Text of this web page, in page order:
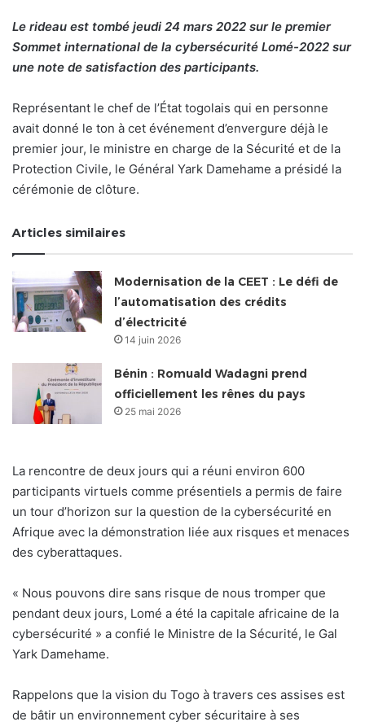
Le rideau est tombé jeudi 24 mars 2022 sur le premier
Sommet international de la cybersécurité Lomé-2022 sur
une note de satisfaction des participants.
Représentant le chef de l’État togolais qui en personne
avait donné le ton à cet événement d’envergure déjà le
premier jour, le ministre en charge de la Sécurité et de la
Protection Civile, le Général Yark Damehame a présidé la
cérémonie de clôture.
Articles similaires
Modernisation de la CEET : Le défi de
l’automatisation des crédits
d’électricité
14 juin 2026
Bénin : Romuald Wadagni prend
officiellement les rênes du pays
25 mai 2026
La rencontre de deux jours qui a réuni environ 600
participants virtuels comme présentiels a permis de faire
un tour d’horizon sur la question de la cybersécurité en
Afrique avec la démonstration liée aux risques et menaces
des cyberattaques.
« Nous pouvons dire sans risque de nous tromper que
pendant deux jours, Lomé a été la capitale africaine de la
cybersécurité » a confié le Ministre de la Sécurité, le Gal
Yark Damehame.
Rappelons que la vision du Togo à travers ces assises est
de bâtir un environnement cyber sécuritaire à ses